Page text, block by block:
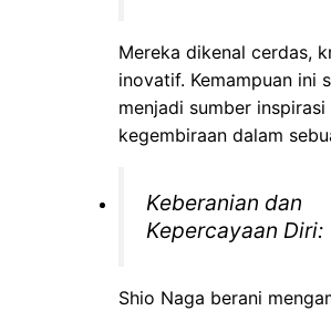
Mereka dikenal cerdas,
inovatif. Kemampuan ini
menjadi sumber inspirasi
kegembiraan dalam
Keberanian dan
Kepercayaan Diri:
Shio Naga berani